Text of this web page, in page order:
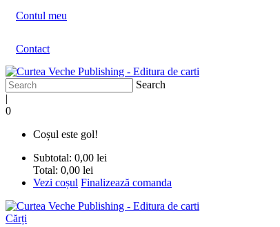
Contul meu
Contact
Search
|
0
Coșul este gol!
Subtotal: 0,00 lei
Total: 0,00 lei
Vezi coșul Finalizează comanda
Cărți